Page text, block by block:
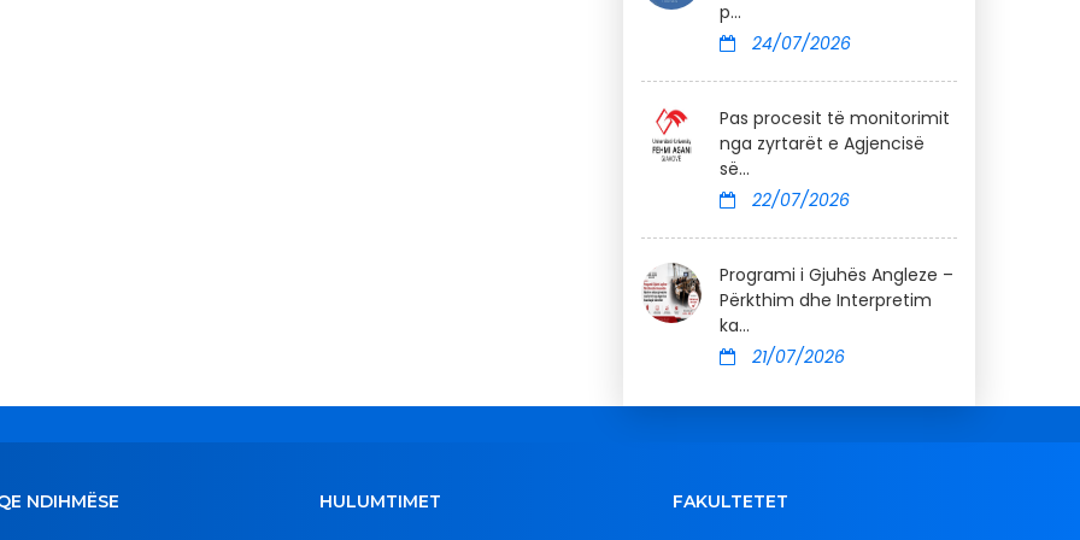
p...
24/07/2026
Pas procesit të monitorimit
nga zyrtarët e Agjencisë
së...
22/07/2026
Programi i Gjuhës Angleze –
Përkthim dhe Interpretim
ka...
21/07/2026
NDIHMËSE HULUMTIMET FAKULTETET